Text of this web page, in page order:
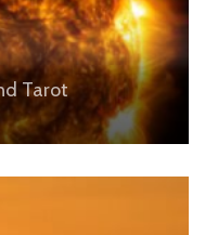
Tarot